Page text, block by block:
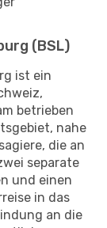
(BSL)
ist ein
betrieben
nahe
die an
separate
und einen
in das
an die